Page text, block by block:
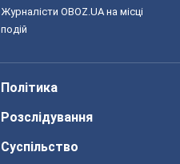
Журналісти OBOZ.UA на місці
подій
Політика
Розслідування
Суспільство